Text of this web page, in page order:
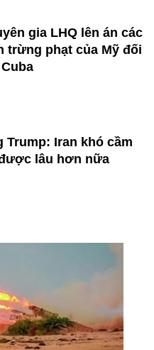
gia LHQ lên án các
trừng phạt của Mỹ đối
Trump: Iran khó cầm
lâu hơn nữa